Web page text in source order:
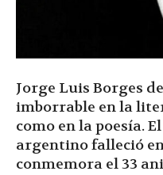
Jorge Luis Borges
imborrable en la
como en la poesía.
argentino falleció
conmemora el 33